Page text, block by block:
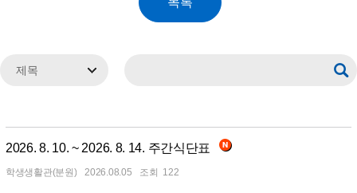
2026. 8. 10. ~ 2026. 8. 14. 주간식단표
학생생활관(분원) 2026.08.05 122